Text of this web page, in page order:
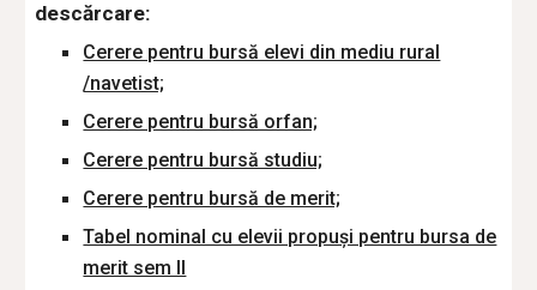
descărcare:
Cerere pentru bursă elevi din mediu rural
/navetist;
Cerere pentru bursă orfan;
Cerere pentru bursă studiu;
Cerere pentru bursă de merit;
Tabel nominal cu elevii propuși pentru bursa de
merit sem II